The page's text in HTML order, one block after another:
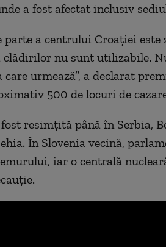
a fost afectat inclusiv
parte a centrului Croaţiei este
clădirilor nu sunt utilizabile.
urmează”, a declarat
500 de locuri de
fost resimțită până în Serbia,
În Slovenia vecină,
iar o centrală